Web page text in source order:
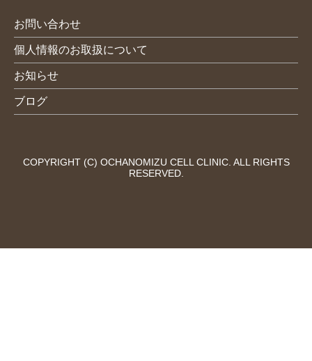
お問い合わせ
個人情報のお取扱について
お知らせ
ブログ
COPYRIGHT (C) OCHANOMIZU CELL CLINIC. ALL RIGHTS
RESERVED.